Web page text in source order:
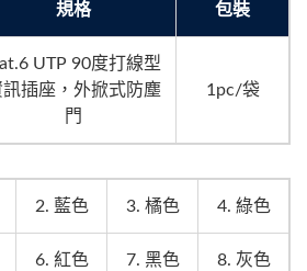
規格 包裝
UTP 90度打線型
訊插座，外掀式防塵
門
1pc/袋
2. 藍色 3. 橘色 4. 綠色
6. 紅色 7. 黑色 8. 灰色